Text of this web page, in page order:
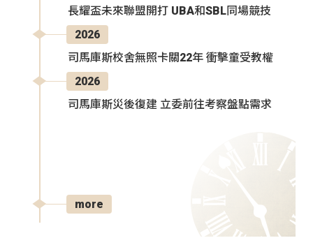
長耀盃未來聯盟開打 UBA和SBL同場競技
2026
司馬庫斯校舍無照卡關22年 衝擊童受教權
2026
司馬庫斯災後復建 立委前往考察盤點需求
more